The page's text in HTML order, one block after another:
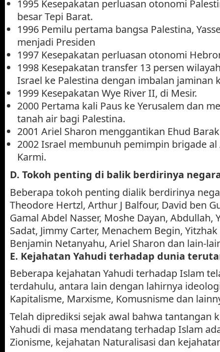
1995 Kesepakatan perluasan otonomi
besar Tepi Barat.
1996 Pemilu pertama bangsa Palestina,
menjadi Presiden
1997 Kesepakatan perluasan otonomi
1998 Kesepakatan transfer 13 persen
Israel ke Palestina dengan imbalan jaminan
1999 Kesepakatan Wye River II, di Mesir.
2000 Pertama kali Paus ke Yerusalem dan
tanah air bagi Palestina.
2001 Ariel Sharon menggantikan Ehud Barak
2002 Israel membunuh pemimpin brigade al
Karmi.
D. Tokoh penting di balik berdirinya
Beberapa tokoh penting dialik berdirinya
Theodore Hertzl, Arthur J Balfour, David ben
Gamal Abdel Nasser, Moshe Dayan, Abdullah,
Sadat, Jimmy Carter, Menachem Begin,
Benjamin Netanyahu, Ariel Sharon dan lain-
E. Kejahatan Yahudi terhadap dunia
Beberapa kejahatan Yahudi terhadap Islam
terdahulu, antara lain dengan lahirnya
Kapitalisme, Marxisme, Komusnisme dan
Telah diprediksi sejak awal bahwa tantangan
Yahudi di masa mendatang terhadap Islam
Zionisme, kejahatan Naturalisasi dan